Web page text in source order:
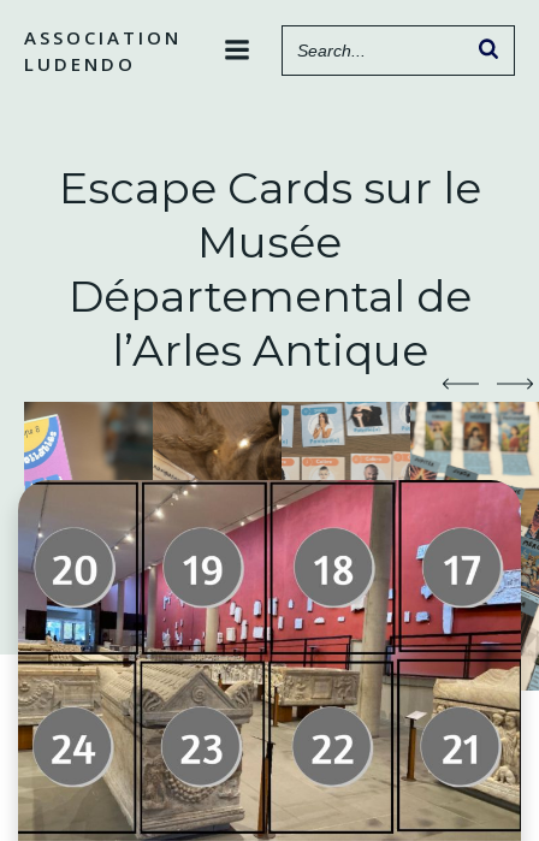
contenu
ASSOCIATION
LUDENDO
Escape Cards sur le
Musée
Départemental de
l’Arles Antique